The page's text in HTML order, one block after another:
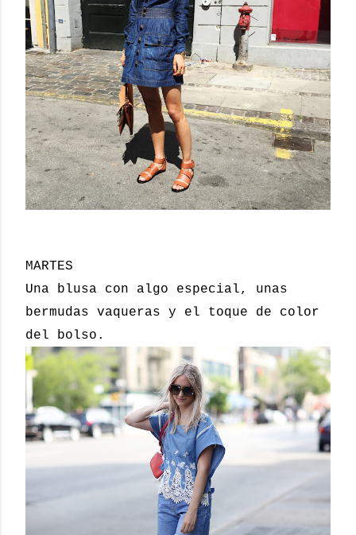
MARTES
Una blusa con algo especial, unas
bermudas vaqueras y el toque de color
del bolso.